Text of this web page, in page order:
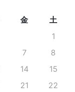
金
土
1
7
8
14
15
21
22